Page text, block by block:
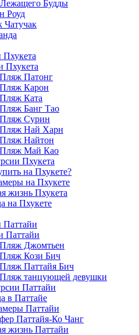
Будды
Роуд
Чатучак
Пхукета
Пхукета
Пляж Патонг
Пляж Карон
Пляж Ката
Пляж Банг Тао
Пляж Сурин
Пляж Най Харн
Пляж Найтон
Пляж Май Као
Пхукета
на Пхукете?
на Пхукете
жизнь Пхукета
на Пхукете
Паттайи
Паттайи
Пляж Джомтьен
Пляж Кози Бич
Пляж Паттайя Бич
Пляж танцующей девушки
Паттайи
в Паттайе
Паттайи
Паттайя-Ко Чанг
жизнь Паттайи